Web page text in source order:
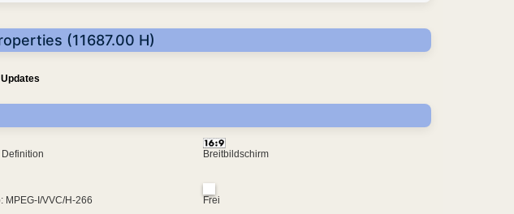
(11687.00 H)
Definition Breitbildschirm
MPEG-I/VVC/H-266 Frei